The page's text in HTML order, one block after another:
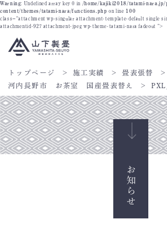
Warning: Undefined array key 0 in /home/kajiki2018/tatami-
content/themes/tatami-nara/functions.php on line 100
class="attachment wp-singular attachment-template-default single
attachmentid-927 attachment-jpeg wp-theme-tatami-nara fadeout ">
トップページ 施工実績
畳表張替
河内長野市 お茶室 国産畳表替え
お知らせ